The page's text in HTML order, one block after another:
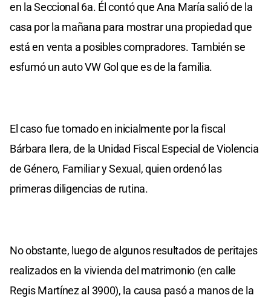
en la Seccional 6a. Él contó que Ana María salió de la
casa por la mañana para mostrar una propiedad que
está en venta a posibles compradores. También se
esfumó un auto VW Gol que es de la familia.
El caso fue tomado en inicialmente por la fiscal
Bárbara Ilera, de la Unidad Fiscal Especial de Violencia
de Género, Familiar y Sexual, quien ordenó las
primeras diligencias de rutina.
No obstante, luego de algunos resultados de peritajes
realizados en la vivienda del matrimonio (en calle
Regis Martínez al 3900), la causa pasó a manos de la